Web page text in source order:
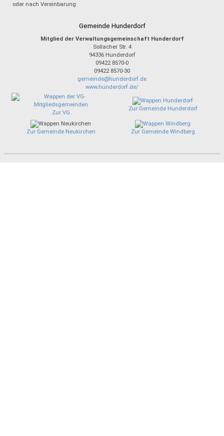
oder nach Vereinbarung
Gemeinde Hunderdorf
Mitglied der Verwaltungsgemeinschaft Hunderdorf
Sollacher Str. 4
94336 Hunderdorf
09422 8570-0
09422 8570-30
gemeinde@hunderdorf.de
www.hunderdorf.de/
Zur VG
Zur Gemeinde Hunderdorf
Zur Gemeinde Neukirchen Zur Gemeinde Windberg